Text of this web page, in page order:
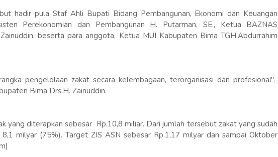
hadir pula Staf Ahli Bupati Bidang Pembangunan, Ekonomi dan Keuangan
Perekonomian dan Pembangunan H. Putarman, SE., Ketua BAZNAS
beserta para anggota, Ketua MUI Kabupaten Bima TGH.Abdurrahim
pengelolaan zakat secara kelembagaan, terorganisasi dan profesional".
Bima Drs.H. Zainuddin.
yang diterapkan sebesar Rp.10,8 miliar. Dari jumlah tersebut zakat yang sudah
milyar (75%). Target ZIS ASN sebesar Rp.1,17 milyar dan sampai Oktober